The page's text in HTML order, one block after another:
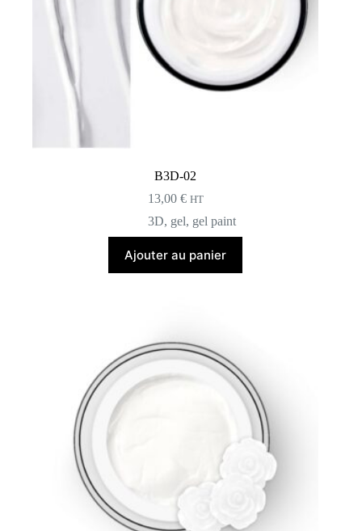
B3D-02
13,00 € HT
3D, gel, gel paint
Ajouter au panier